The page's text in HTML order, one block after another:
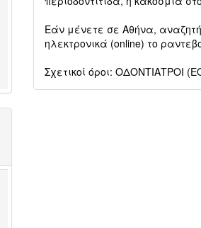
Εάν μένετε σε Αθήνα,
ηλεκτρονικά (online) το
Σχετικοί όροι: ΟΔΟΝΤΙΑΤΡΟΙ